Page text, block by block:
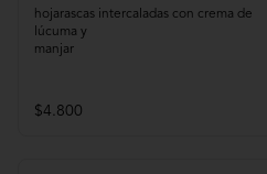
hojarascas intercaladas con crema de
lúcuma y
manjar
$4.800